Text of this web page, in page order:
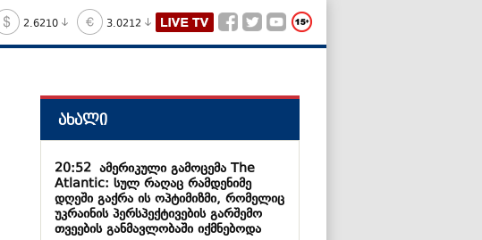
2.6210 3.0212
ახალი
20:52ამერიკული გამოცემა The
Atlantic: სულ რაღაც რამდენიმე
დღეში გაქრა ის ოპტიმიზმი, რომელიც
უკრაინის პერსპექტივების გარშემო
თვეების განმავლობაში იქმნებოდა